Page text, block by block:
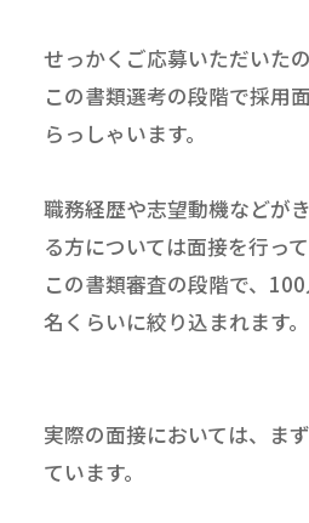
せっかくご応募いただいた
この書類選考の段階で採用
らっしゃいます。
職務経歴や志望動機などが
る方については面接を行って
この書類審査の段階で、
名くらいに絞り込まれます。
実際の面接においては、ま
ています。